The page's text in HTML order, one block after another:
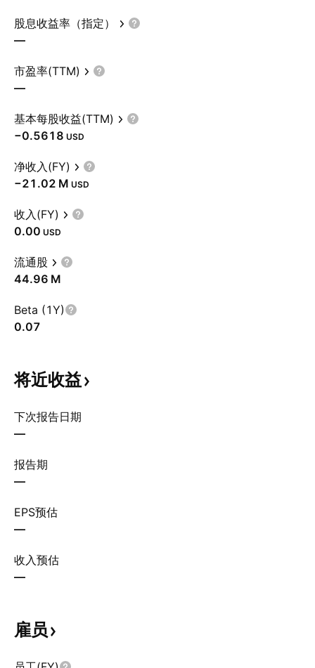
股息收益率（指定）
—
市盈率(TTM)
—
基本每股收益(TTM)
−0.5618 USD
净收入(FY)
‪−21.02 M‬ USD
收入(FY)
0.00 USD
流通股
‪44.96 M‬
Beta (1Y)
0.07
将近收益
下次报告日期
—
报告期
—
EPS预估
—
收入预估
—
雇员